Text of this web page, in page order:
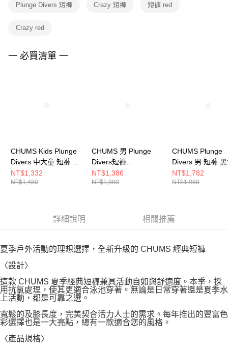
１．透過由恩沛科技股份有限公司提供之「AFTEE先享後付」服務完成之交
權轉讓予恩沛科技股份有限公司。
３．未成年的使用者請事先徵得法定代理人或監護人之同意方可使用
「AFTEE先享後付」，若未經同意申辦者引起之損失，本公司不負相關責
Plunge Divers 短褲 Crazy 短褲 短褲 red
Crazy red
一 必買清單 一
CHUMS Kids Plunge
Divers 中大童 短褲
Red Crazy
CH231131C092
NT$1,332
NT$1,480
CHUMS 男 Plunge
Divers短褲
CH031330B005
NT$1,386
NT$1,980
CHUMS Plunge
Divers 男 短褲
CH031428K001
NT$1,782
NT$1,980
詳細說明 相關推薦
夏季戶外活動的理想選擇，全新升級的 CHUMS 經典短褲
〈設計〉
這款 CHUMS 夏季經典短褲兼具活動自如與舒適度。本季，採
用抗氯處理，使其更適合泳池穿著。無論是日常穿著還是夏季水
上活動，都是可靠之選。
寬鬆的及膝長度，完美契合活力人士的需求。每年推出的豐富色
彩選擇也是一大亮點，總有一款適合您的風格。
〈產品規格〉